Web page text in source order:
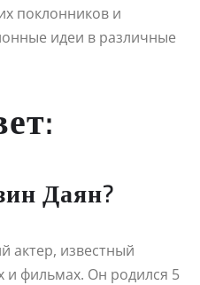
поклонников и
идеи в различные
Даян?
актер, известный
и фильмах. Он родился 5